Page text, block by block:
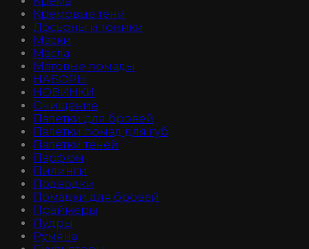
Кремовые тени
Лосьоны и тоники
Маски
Масла
Матовые помады
НАБОРЫ
НОВИНКИ
Очищение
Палетки для бровей
Палетки помад для губ
Палетки теней
Парфюм
Пилинги
Подводки
Помадки для бровей
Праймеры
Пудры
Румяна